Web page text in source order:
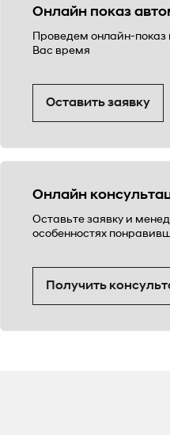
Онлайн показ
Проведем онлайн-
Вас время
Оставить заявку
Онлайн
Оставьте заявку и
особенностях
Получить